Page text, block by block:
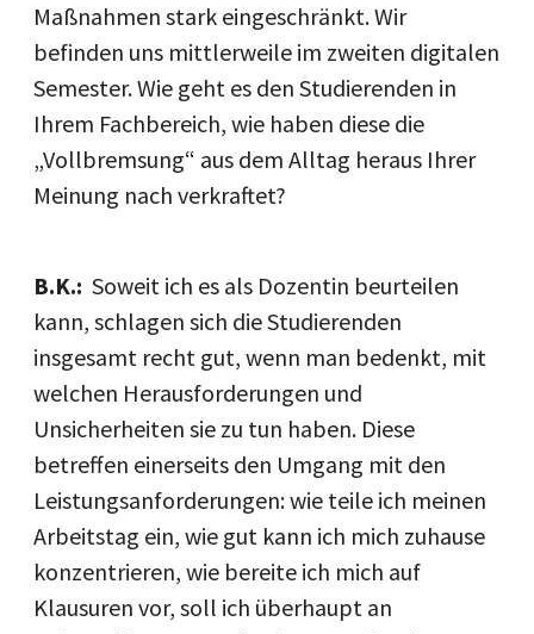
Maßnahmen stark eingeschränkt. Wir
befinden uns mittlerweile im zweiten digitalen
Semester. Wie geht es den Studierenden in
Ihrem Fachbereich, wie haben diese die
„Vollbremsung“ aus dem Alltag heraus Ihrer
Meinung nach verkraftet?
B.K.: Soweit ich es als Dozentin beurteilen
kann, schlagen sich die Studierenden
insgesamt recht gut, wenn man bedenkt, mit
welchen Herausforderungen und
Unsicherheiten sie zu tun haben. Diese
betreffen einerseits den Umgang mit den
Leistungsanforderungen: wie teile ich meinen
Arbeitstag ein, wie gut kann ich mich zuhause
konzentrieren, wie bereite ich mich auf
Klausuren vor, soll ich überhaupt an